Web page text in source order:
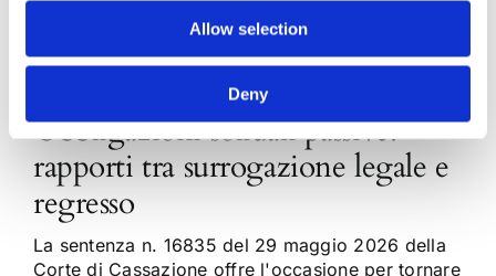
Allow selection
Deny
Obbligazioni solidali passive:
rapporti tra surrogazione legale e
regresso
La sentenza n. 16835 del 29 maggio 2026 della
Corte di Cassazione offre l'occasione per tornare